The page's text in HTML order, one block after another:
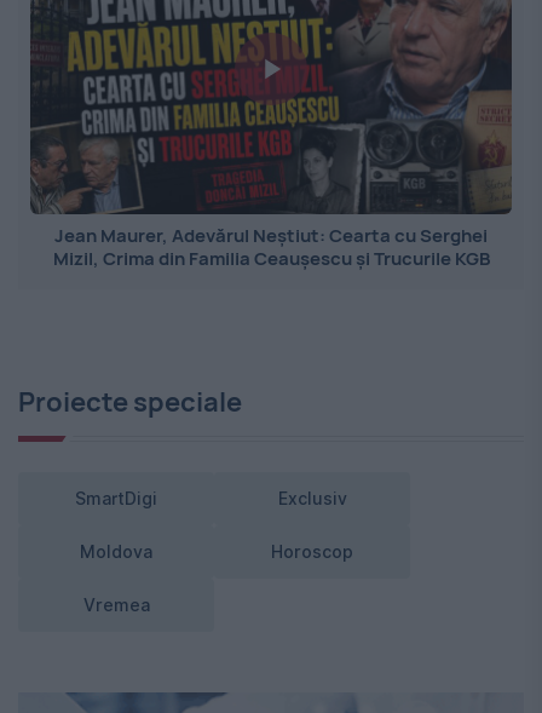
Jean Maurer, Adevărul Neștiut: Cearta cu Serghei
Mizil, Crima din Familia Ceaușescu și Trucurile KGB
Proiecte speciale
SmartDigi Exclusiv
Moldova Horoscop
Vremea